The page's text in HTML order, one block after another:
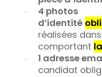
4 photos
d’identité
réalisées
comportant
1 adresse
candidat